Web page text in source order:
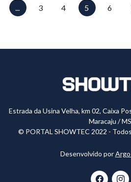
... 3 4 5 6
Estrada da Usina Velha, km 02, Caixa
Maracaju / MS
© PORTAL SHOWTEC 2022 -
Desenvolvido por